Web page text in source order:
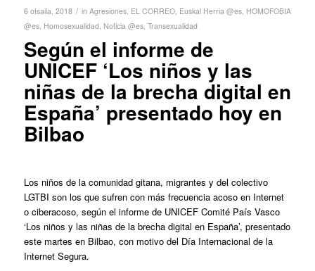
6 otsaila, 2018 / in Agresiones, EL CORREO, Euskal Herria @es, HOMOFOBIA
@es, Homosexualidad, Noticia @es, Transexualidad
Según el informe de
UNICEF ‘Los niños y las
niñas de la brecha digital en
España’ presentado hoy en
Bilbao
Los niños de la comunidad gitana, migrantes y del colectivo
LGTBI son los que sufren con más frecuencia acoso en Internet
o ciberacoso, según el informe de UNICEF Comité País Vasco
‘Los niños y las niñas de la brecha digital en España’, presentado
este martes en Bilbao, con motivo del Día Internacional de la
Internet Segura.